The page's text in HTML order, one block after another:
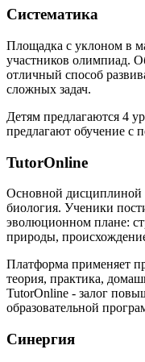
Систематика
Площадка с уклоном в
участников олимпиад.
отличный способ
сложных задач.
Детям предлагаются 4
предлагают обучение с
TutorOnline
Основной дисциплиной
биология. Ученики
эволюционном плане:
природы,
Платформа применяет
теория, практика,
TutorOnline - залог
образовательной
Синергия